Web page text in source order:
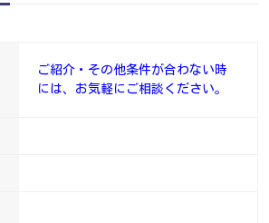
ご紹介・その他条件が合わない時
には、お気軽にご相談ください。